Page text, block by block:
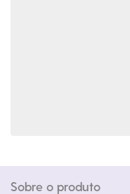
Sobre o produto